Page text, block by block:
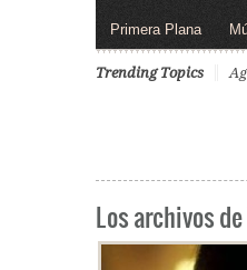
Primera Plana
Trending Topics
Los archivos